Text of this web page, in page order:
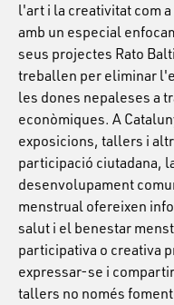
l'art i la creativitat com
amb un especial
seus projectes Rato
treballen per eliminar
les dones nepaleses a
econòmiques. A
exposicions, tallers i
participació ciutadana,
desenvolupament
menstrual ofereixen
salut i el benestar
participativa o creativa
expressar-se i
tallers no només